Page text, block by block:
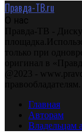
Правда-ТВ.ru
О нас
Правда-ТВ -
только при
оригинал в
@2023 -
правообладателям.
Главная
Авторам
Владельцам